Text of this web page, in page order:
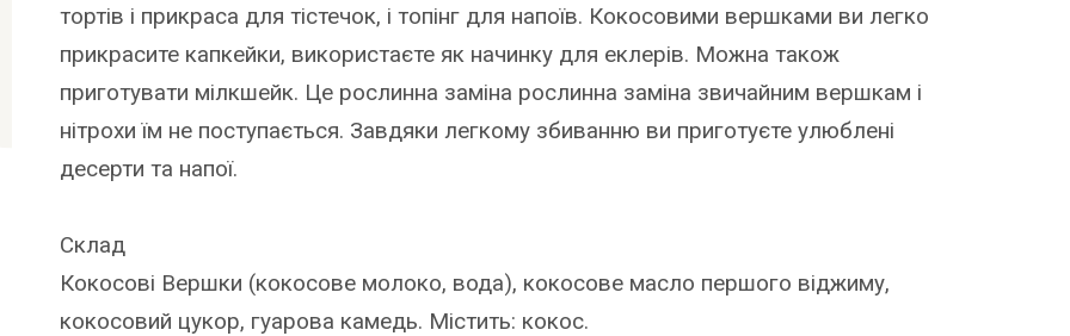
тортів і прикраса для тістечок, і топінг для напоїв. Кокосовими вершками ви легко
прикрасите капкейки, використаєте як начинку для еклерів. Можна також
приготувати мілкшейк. Це рослинна заміна рослинна заміна звичайним вершкам і
нітрохи їм не поступається. Завдяки легкому збиванню ви приготуєте улюблені
десерти та напої.
Склад
Кокосові Вершки (кокосове молоко, вода), кокосове масло першого віджиму,
кокосовий цукор, гуарова камедь. Містить: кокос.